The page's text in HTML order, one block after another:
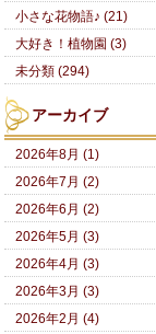
小さな花物語♪ (21)
大好き！植物園 (3)
未分類 (294)
アーカイブ
2026年8月 (1)
2026年7月 (2)
2026年6月 (2)
2026年5月 (3)
2026年4月 (3)
2026年3月 (3)
2026年2月 (4)